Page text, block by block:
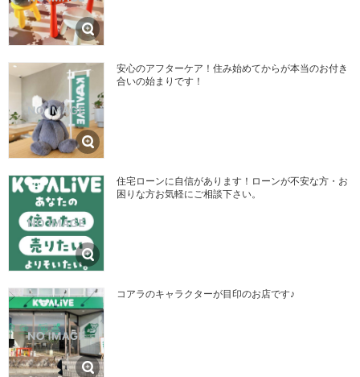
安心のアフターケア！住み始めてからが本当のお付き
合いの始まりです！
住宅ローンに自信があります！ローンが不安な方・お
困りな方お気軽にご相談下さい。
コアラのキャラクターが目印のお店です♪